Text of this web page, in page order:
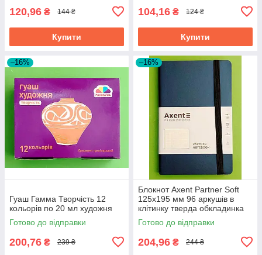
120,96 ₴ 144 ₴
Купити
104,16 ₴ 124 ₴
Купити
–16%
Гуаш Гамма Творчість 12
кольорів по 20 мл художня
Готово до відправки
200,76 ₴ 239 ₴
–16%
Блокнот Axent Partner Soft
125х195 мм 96 аркушів в
клітинку тверда обкладинка
синій
Готово до відправки
204,96 ₴ 244 ₴